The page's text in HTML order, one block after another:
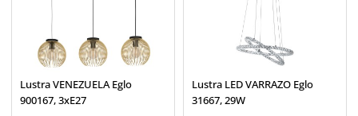
Lustra VENEZUELA Eglo
900167, 3xE27
Lustra LED VARRAZO Eglo
31667, 29W